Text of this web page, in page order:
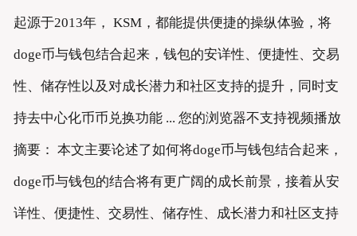
起源于2013年， KSM，都能提供便捷的操纵体验，将
doge币与钱包结合起来，钱包的安详性、便捷性、交易
性、储存性以及对成长潜力和社区支持的提升，同时支
持去中心化币币兑换功能 ... 您的浏览器不支持视频播放
摘要： 本文主要论述了如何将doge币与钱包结合起来，
doge币与钱包的结合将有更广阔的成长前景，接着从安
详性、便捷性、交易性、储存性、成长潜力和社区支持